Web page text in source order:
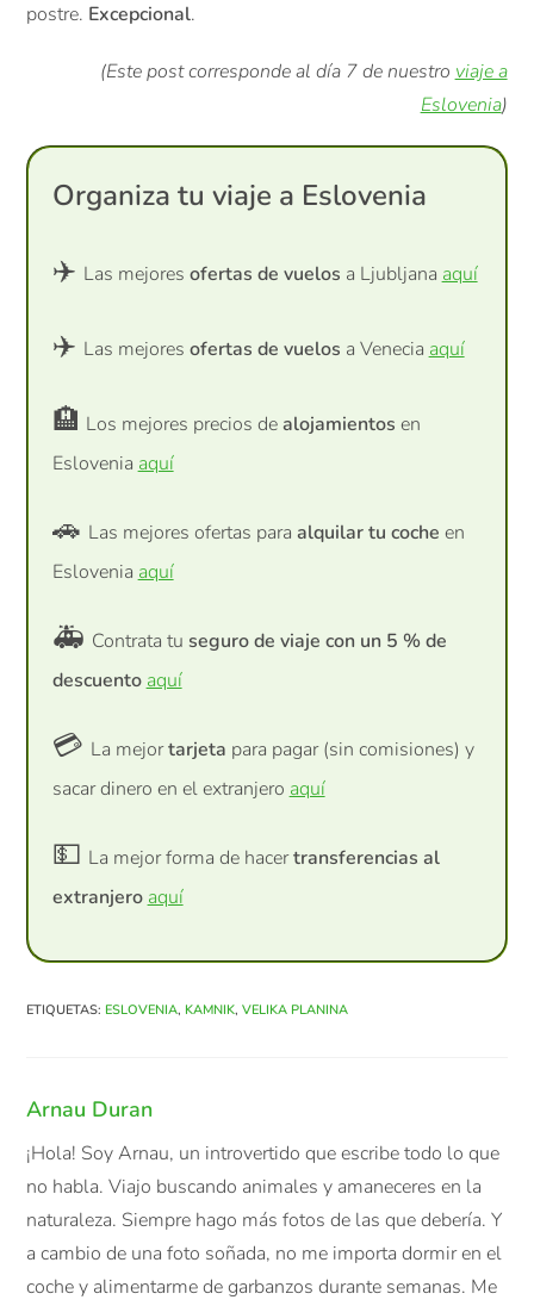
postre. Excepcional.
(Este post corresponde al día 7 de nuestro viaje a
Eslovenia)
Organiza tu viaje a Eslovenia
✈️ Las mejores ofertas de vuelos a Ljubljana aquí
✈️ Las mejores ofertas de vuelos a Venecia aquí
🏨 Los mejores precios dealojamientos en
Eslovenia aquí
🚗 Las mejores ofertas para alquilar tu coche en
Eslovenia aquí
🚑 Contrata tu seguro de viaje con un 5 % de
descuento aquí
💳 La mejortarjeta para pagar (sin comisiones) y
sacar dinero en el extranjero aquí
💵 La mejor forma de hacertransferencias al
extranjero aquí
ETIQUETAS: ESLOVENIA, KAMNIK, VELIKA PLANINA
Arnau Duran
¡Hola! Soy Arnau, un introvertido que escribe todo lo que
no habla. Viajo buscando animales y amaneceres en la
naturaleza. Siempre hago más fotos de las que debería. Y
a cambio de una foto soñada, no me importa dormir en el
coche y alimentarme de garbanzos durante semanas. Me